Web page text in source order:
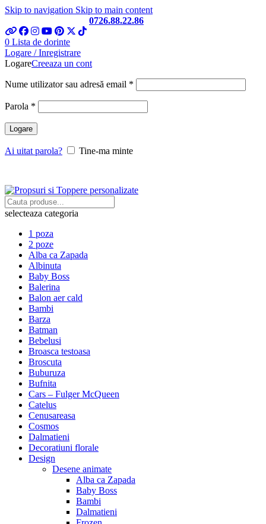
Skip to navigation Skip to main content
0726.88.22.86
0 Lista de dorinte
Logare / Inregistrare
LogareCreeaza un cont
Nume utilizator sau adresă email *
Parola *
Logare
Ai uitat parola? Tine-ma minte
selecteaza categoria
1 poza
2 poze
Alba ca Zapada
Albinuta
Baby Boss
Balerina
Balon aer cald
Bambi
Barza
Batman
Bebelusi
Broasca testoasa
Broscuta
Buburuza
Bufnita
Cars – Fulger McQueen
Catelus
Cenusareasa
Cosmos
Dalmatieni
Decoratiuni florale
Design
Desene animate
Alba ca Zapada
Baby Boss
Bambi
Dalmatieni